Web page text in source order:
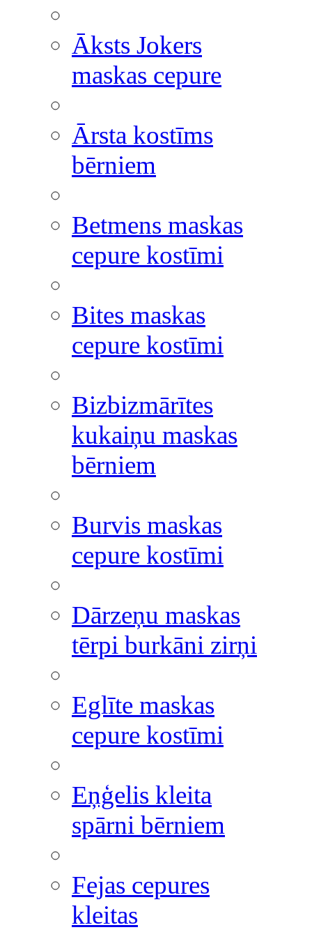
Āksts Jokers
maskas cepure
Ārsta kostīms
bērniem
Betmens maskas
cepure kostīmi
Bites maskas
cepure kostīmi
Bizbizmārītes
kukaiņu maskas
bērniem
Burvis maskas
cepure kostīmi
Dārzeņu maskas
tērpi burkāni zirņi
Eglīte maskas
cepure kostīmi
Eņģelis kleita
spārni bērniem
Fejas cepures
kleitas